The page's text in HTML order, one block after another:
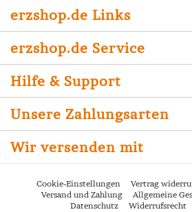
erzshop.de Links
erzshop.de Service
Hilfe & Support
Unsere Zahlungsarten
Wir versenden mit
Cookie-Einstellungen Vertrag
Versand und Zahlung
Allgemeine
Datenschutz
Widerrufsrecht